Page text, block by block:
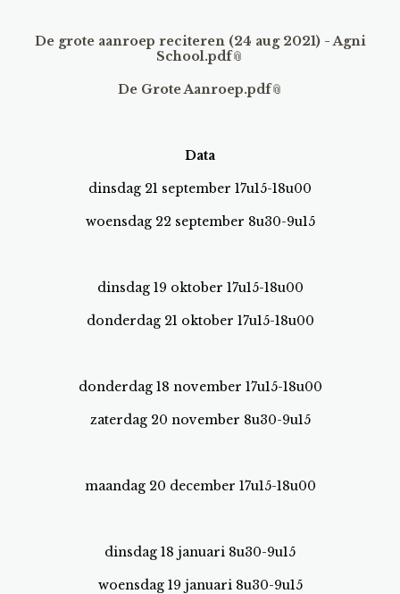
De grote aanroep reciteren (24 aug 2021) - Agni
School.pdf
De Grote Aanroep.pdf
Data
dinsdag 21 september 17u15-18u00
woensdag 22 september 8u30-9u15
dinsdag 19 oktober 17u15-18u00
donderdag 21 oktober 17u15-18u00
donderdag 18 november 17u15-18u00
zaterdag 20 november 8u30-9u15
maandag 20 december 17u15-18u00
dinsdag 18 januari 8u30-9u15
woensdag 19 januari 8u30-9u15